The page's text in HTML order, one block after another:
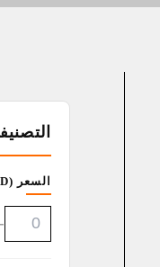
السعر (BHD)